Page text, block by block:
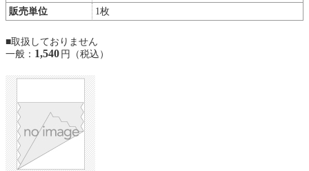
販売単位
1枚
■取扱しておりません
一般： 1,540 円（税込）